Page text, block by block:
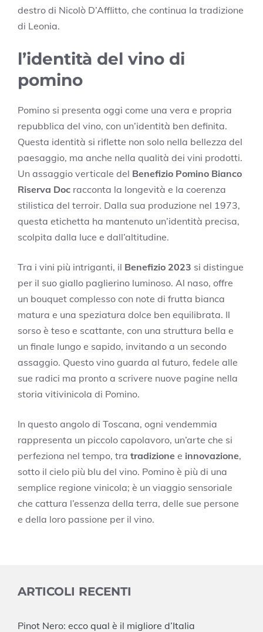
destro di Nicolò D’Afflitto, che continua la tradizione
di Leonia.
l’identità del vino di
pomino
Pomino si presenta oggi come una vera e propria
repubblica del vino, con un’identità ben definita.
Questa identità si riflette non solo nella bellezza del
paesaggio, ma anche nella qualità dei vini prodotti.
Un assaggio verticale del Benefizio Pomino Bianco
Riserva Doc racconta la longevità e la coerenza
stilistica del terroir. Dalla sua produzione nel 1973,
questa etichetta ha mantenuto un’identità precisa,
scolpita dalla luce e dall’altitudine.
Tra i vini più intriganti, il Benefizio 2023 si distingue
per il suo giallo paglierino luminoso. Al naso, offre
un bouquet complesso con note di frutta bianca
matura e una speziatura dolce ben equilibrata. Il
sorso è teso e scattante, con una struttura bella e
un finale lungo e sapido, invitando a un secondo
assaggio. Questo vino guarda al futuro, fedele alle
sue radici ma pronto a scrivere nuove pagine nella
storia vitivinicola di Pomino.
In questo angolo di Toscana, ogni vendemmia
rappresenta un piccolo capolavoro, un’arte che si
perfeziona nel tempo, tra tradizione e innovazione,
sotto il cielo più blu del vino. Pomino è più di una
semplice regione vinicola; è un viaggio sensoriale
che cattura l’essenza della terra, delle sue persone
e della loro passione per il vino.
ARTICOLI RECENTI
Pinot Nero: ecco qual è il migliore d’Italia